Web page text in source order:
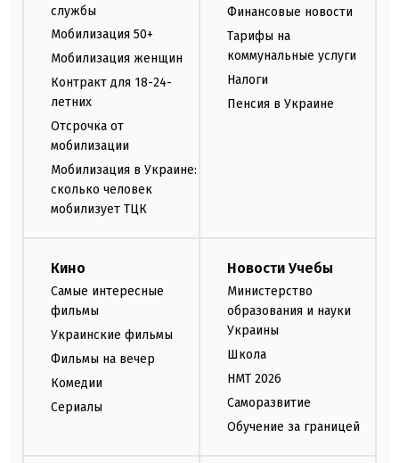
службы
Мобилизация 50+
Мобилизация женщин
Контракт для 18-24-
летних
Отсрочка от
мобилизации
Мобилизация в Украине:
сколько человек
мобилизует ТЦК
Финансовые новости
Тарифы на
коммунальные услуги
Налоги
Пенсия в Украине
Кино
Самые интересные
фильмы
Украинские фильмы
Фильмы на вечер
Комедии
Сериалы
Новости Учебы
Министерство
образования и науки
Украины
Школа
НМТ 2026
Саморазвитие
Обучение за границей